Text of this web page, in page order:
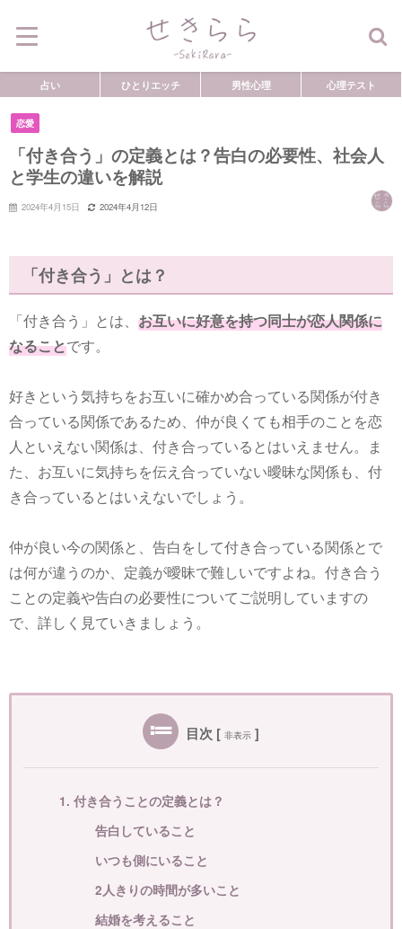
占い ひとりエッチ 男性心理 心理テスト
恋愛
「付き合う」の定義とは？告白の必要性、社会人
と学生の違いを解説
2024年4月15日 2024年4月12日
「付き合う」とは？
「付き合う」とは、 お互いに好意を持つ同士が恋人関係に
なることです。
好きという気持ちをお互いに確かめ合っている関係が付き
合っている関係であるため、仲が良くても相手のことを恋
人といえない関係は、付き合っているとはいえません。ま
た、お互いに気持ちを伝え合っていない曖昧な関係も、付
き合っているとはいえないでしょう。
仲が良い今の関係と、告白をして付き合っている関係とで
は何が違うのか、定義が曖昧で難しいですよね。付き合う
ことの定義や告白の必要性についてご説明していますの
で、詳しく見ていきましょう。
目次 [ 非表示 ]
1. 付き合うことの定義とは？
告白していること
いつも側にいること
2人きりの時間が多いこと
結婚を考えること